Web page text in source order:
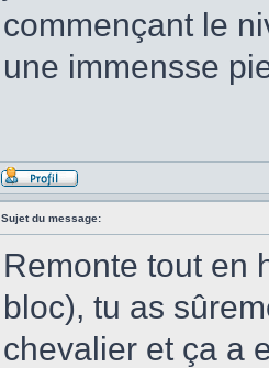
commençant le
une immensse
Sujet du message:
Remonte tout en
bloc), tu as
chevalier et ça a